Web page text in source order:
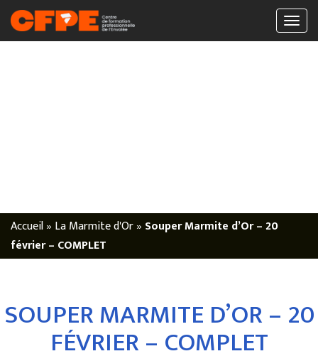
Accueil» La Marmite d'Or» Souper Marmite d’Or – 20
février – COMPLET
SOUPER MARMITE D’OR – 20
FÉVRIER – COMPLET